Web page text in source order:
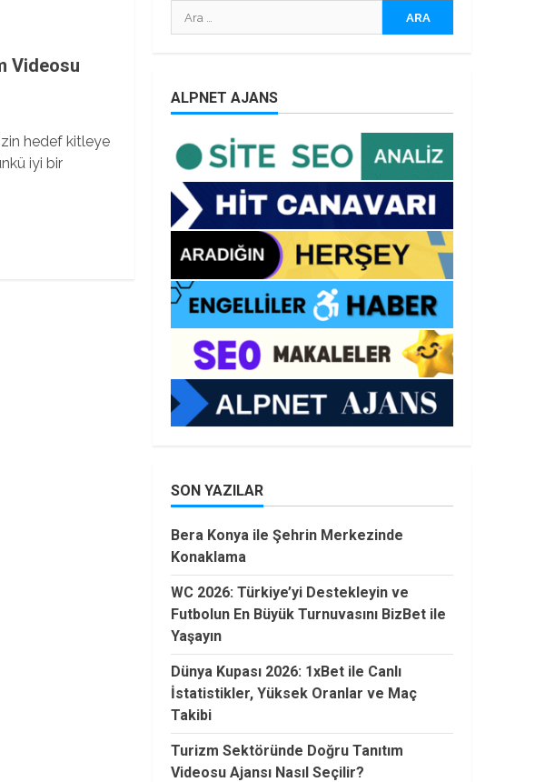
Videosu
hedef kitleye
iyi bir
Arama:
ALPNET AJANS
SON YAZILAR
Bera Konya ile Şehrin Merkezinde
Konaklama
WC 2026: Türkiye’yi Destekleyin ve
Futbolun En Büyük Turnuvasını BizBet ile
Yaşayın
Dünya Kupası 2026: 1xBet ile Canlı
İstatistikler, Yüksek Oranlar ve Maç
Takibi
Turizm Sektöründe Doğru Tanıtım
Videosu Ajansı Nasıl Seçilir?